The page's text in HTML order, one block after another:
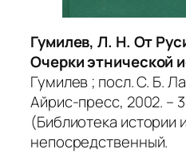
Гумилев, Л. Н. От
Очерки этнической
Гумилев ; посл. С. Б.
Айрис-пресс, 2002. –
(Библиотека истории
непосредственный.